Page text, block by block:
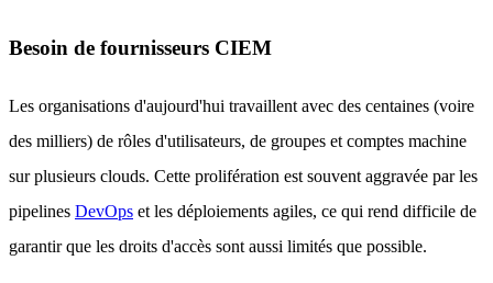
Besoin de fournisseurs CIEM
Les organisations d'aujourd'hui travaillent avec des centaines (voire
des milliers) de rôles d'utilisateurs, de groupes et comptes machine
sur plusieurs clouds. Cette prolifération est souvent aggravée par les
pipelines DevOps et les déploiements agiles, ce qui rend difficile de
garantir que les droits d'accès sont aussi limités que possible.